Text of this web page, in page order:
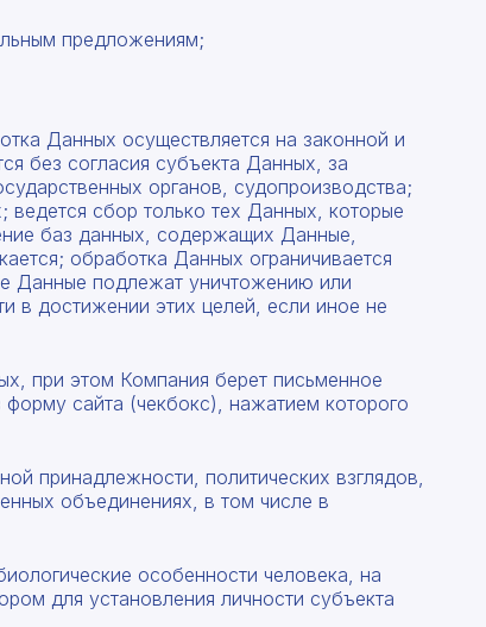
предложениям;
Данных осуществляется на законной и
без согласия субъекта Данных, за
органов, судопроизводства;
сбор только тех Данных, которые
баз данных, содержащих Данные,
обработка Данных ограничивается
Данные подлежат уничтожению или
в достижении этих целей, если иное не
при этом Компания берет письменное
сайта (чекбокс), нажатием которого
принадлежности, политических взглядов,
объединениях, в том числе в
особенности человека, на
для установления личности субъекта